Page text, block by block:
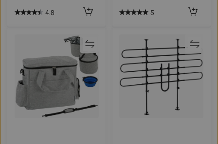
4.8 5